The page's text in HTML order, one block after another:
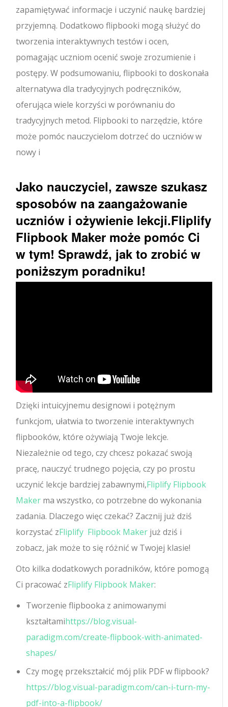
zapamiętywać informacje i uczynić naukę bardziej
przyjemną. Dodatkowo flipbooki mogą służyć do
tworzenia interaktywnych testów i ocen,
pomagając uczniom ocenić swoje zrozumienie i
postępy. W podsumowaniu, flipbooki to doskonała
alternatywa dla tradycyjnych podręczników,
oferująca wiele korzyści w porównaniu do
tradycyjnych metod. Flipbooki to narzędzie, które
może pomóc nauczycielom dotrzeć do uczniów w
nowy i
Jako nauczyciel, zawsze szukasz
sposobów na zaangażowanie
uczniów i ożywienie lekcji.Fliplify
Flipbook Maker może pomóc Ci
w tym! Sprawdź, jak to zrobić w
poniższym poradniku!
Dzięki intuicyjnemu designowi i potężnym
funkcjom, ułatwia to tworzenie interaktywnych
flipbooków, które ożywiają Twoje lekcje.
Niezależnie od tego, czy chcesz pokazać swoją
pracę, nauczyć trudnego pojęcia, czy po prostu
uczynić lekcje bardziej zabawnymi,Fliplify Flipbook
Maker ma wszystko, co potrzebne do wykonania
zadania. Dlaczego więc czekać? Zacznij już dziś
korzystać zFliplify Flipbook Maker już dziś i
zobacz, jak może to się różnić w Twojej klasie!
Oto kilka dodatkowych poradników, które pomogą
Ci pracować zFliplify Flipbook Maker:
Tworzenie flipbooka z animowanymi
kształtamihttps://blog.visual-
paradigm.com/create-flipbook-with-animated-
shapes/
Czy mogę przekształcić mój plik PDF w flipbook?
https://blog.visual-paradigm.com/can-i-turn-my-
pdf-into-a-flipbook/